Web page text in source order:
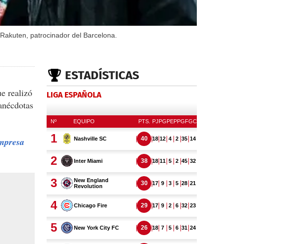
patrocinador del Barcelona.
realizó
ESTADÍSTICAS
LIGA ESPAÑOLA